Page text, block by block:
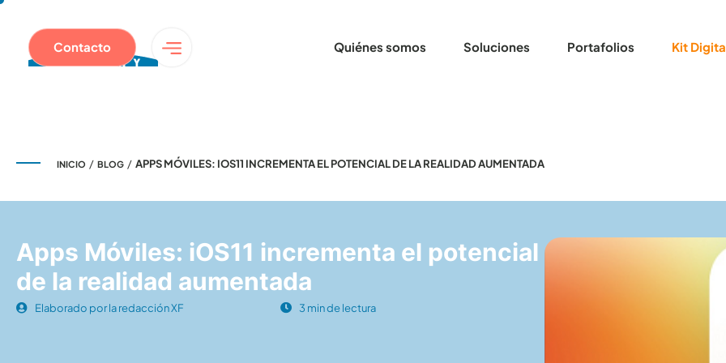
Quiénes somos Soluciones Portafolios Kit
Contacto
INICIO / BLOG / APPS MÓVILES: IOS11 INCREMENTA EL POTENCIAL DE LA REALIDAD AUMENTADA
Apps Móviles: iOS11 incrementa el potencial
de la realidad aumentada
Elaborado por la redacción XF 3 min de lectura